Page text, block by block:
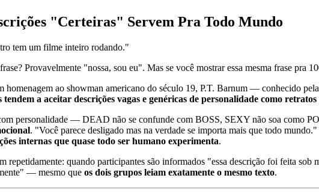
"Certeiras" Servem Pra Todo Mundo
tem um filme inteiro rodando."
Provavelmente "nossa, sou eu". Mas se você mostrar essa mesma frase pra
homenagem ao showman americano do século 19, P.T. Barnum — conhecido
tendem a aceitar descrições vagas e genéricas de personalidade como retratos
personalidade — DEAD não se confunde com BOSS, SEXY não soa como
. "Você parece desligado mas na verdade se importa mais que todo
internas que quase todo ser humano experimenta.
repetidamente: quando participantes são informados "essa descrição foi feita
— mesmo que os dois grupos leiam exatamente o mesmo texto.